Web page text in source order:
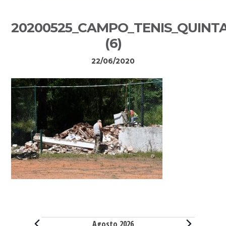
(6)
22/06/2020
Sidebar